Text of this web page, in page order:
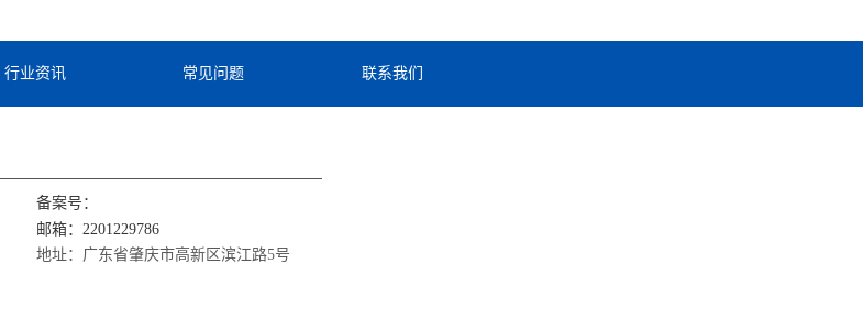
行业资讯 常见问题 联系我们
备案号：
邮箱：2201229786
地址：广东省肇庆市高新区滨江路5号